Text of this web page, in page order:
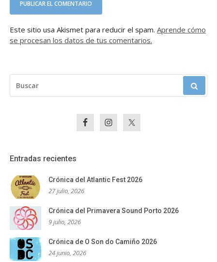
Este sitio usa Akismet para reducir el spam. Aprende cómo
se procesan los datos de tus comentarios.
Entradas recientes
Crónica del Atlantic Fest 2026
27 julio, 2026
Crónica del Primavera Sound Porto 2026
9 julio, 2026
Crónica de O Son do Camiño 2026
24 junio, 2026